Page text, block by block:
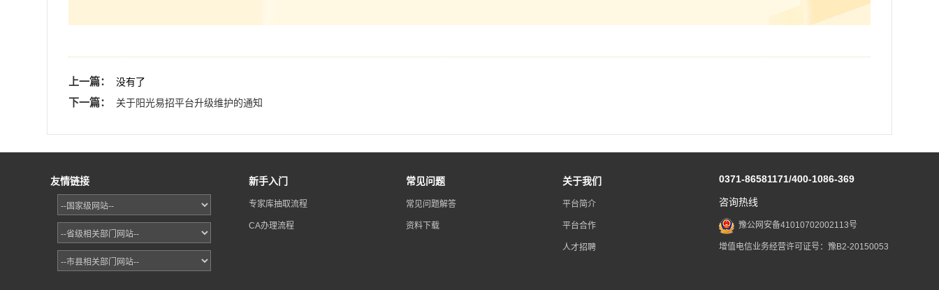
上一篇： 没有了
下一篇： 关于阳光易招平台升级维护的通知
友情链接 新手入门
专家库抽取流程
CA办理流程
常见问题
常见问题解答
资料下载
关于我们
平台简介
平台合作
人才招聘
0371-86581171/400-1086-369
咨询热线
豫公网安备41010702002113号
增值电信业务经营许可证号：豫B2-20150053